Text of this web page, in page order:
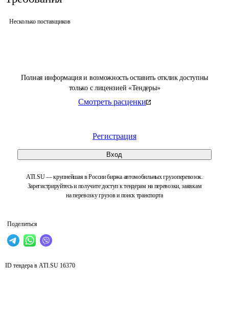
Полная информация и возможность оставить отклик доступны
только с лицензией «Тендеры»
Смотреть расценки
Регистрация
Вход
ATI.SU — крупнейшая в России биржа автомобильных грузоперевозок.
Зарегистрируйтесь и получите доступ к тендерам на перевозки, заявкам
на перевозку грузов и поиск транспорта
Поделиться
Несколько поставщиков
ID тендера в ATI.SU 16370